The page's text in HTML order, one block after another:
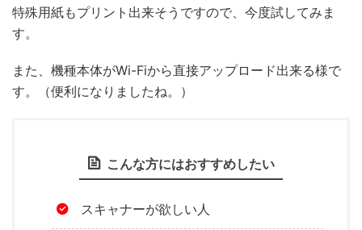
特殊用紙もプリント出来そうですので、今度試してみま
す。
また、機種本体がWi-Fiから直接アップロード出来る様で
す。（便利になりましたね。）
こんな方にはおすすめしたい
スキャナーが欲しい人